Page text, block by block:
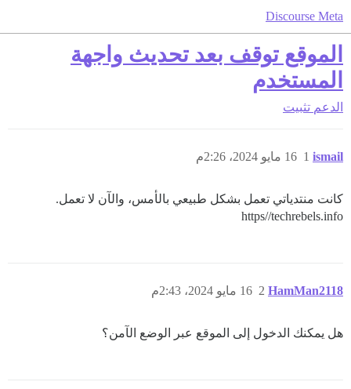
Discourse Meta
الموقع توقف بعد تحديث واجهة
المستخدم
الدعم تثبيت
ismail 16 مايو 2024، 2:26م 1
كانت منتدياتي تعمل بشكل طبيعي بالأمس، والآن لا تعمل.
https//techrebels.info
HamMan2118 16 مايو 2024، 2:43م 2
هل يمكنك الدخول إلى الموقع عبر الوضع الآمن؟